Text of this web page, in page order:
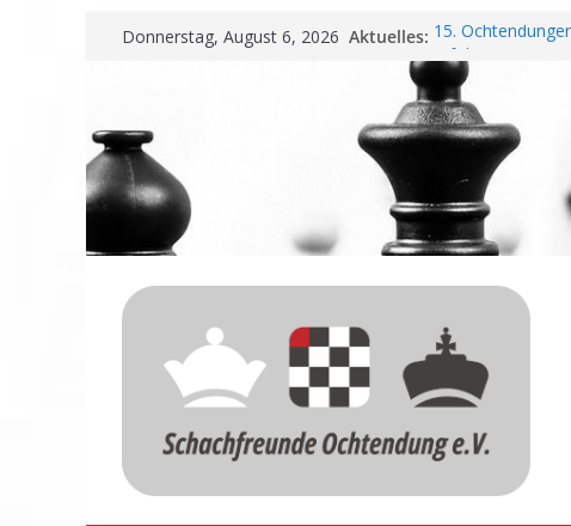
ZumDonnerstag, August 6, 2026 Aktuelles: 15.
Erfolg
Schachfreunde
Vereinbarung für
Schachfreunde
Nadir Üstüntas
Einladung zur
Meisterschaft